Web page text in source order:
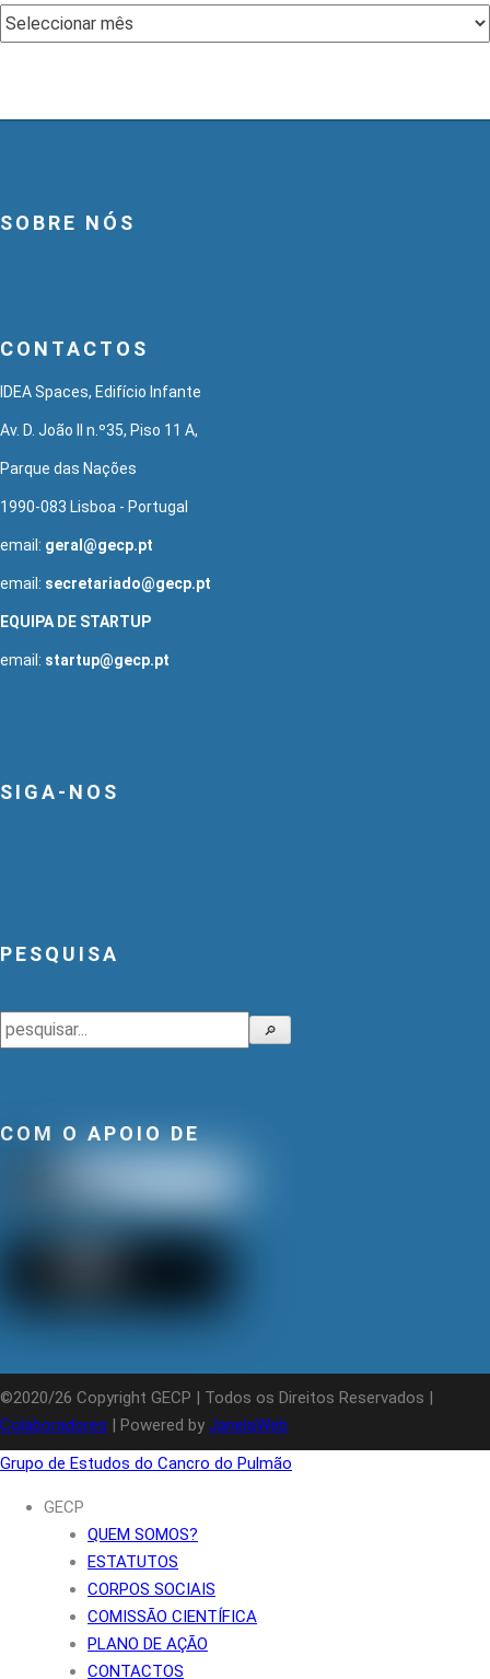
Arquivo
SOBRE NÓS
CONTACTOS
IDEA Spaces, Edifício Infante
Av. D. João II n.º35, Piso 11 A,
Parque das Nações
1990-083 Lisboa - Portugal
email: geral@gecp.pt
email: secretariado@gecp.pt
EQUIPA DE STARTUP
email: startup@gecp.pt
SIGA-NOS
PESQUISA
Pesquisar 🔎
COM O APOIO DE
©2020/26 Copyright GECP | Todos os Direitos Reservados |
Colaboradores | Powered by JanelaWeb
Grupo de Estudos do Cancro do Pulmão
GECP
QUEM SOMOS?
ESTATUTOS
CORPOS SOCIAIS
COMISSÃO CIENTÍFICA
PLANO DE AÇÃO
CONTACTOS